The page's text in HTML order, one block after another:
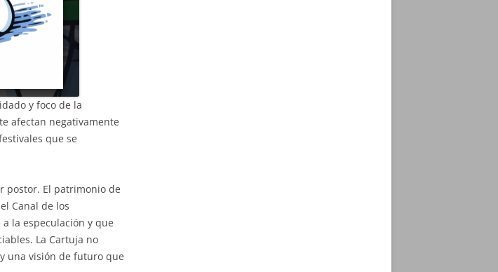
y foco de la
afectan negativamente
que se
postor. El patrimonio de
Canal de los
la especulación y que
La Cartuja no
una visión de futuro que